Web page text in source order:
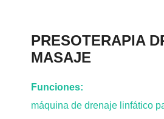
PRESOTERAPIA
MASAJE
Funciones:
máquina de drenaje linfático